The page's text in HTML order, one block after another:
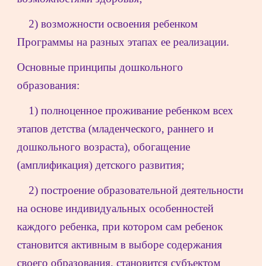
2) возможности освоения ребенком
Программы на разных этапах ее реализации.
Основные принципы дошкольного
образования:
1) полноценное проживание ребенком всех
этапов детства (младенческого, раннего и
дошкольного возраста), обогащение
(амплификация) детского развития;
2) построение образовательной деятельности
на основе индивидуальных особенностей
каждого ребенка, при котором сам ребенок
становится активным в выборе содержания
своего образования, становится субъектом